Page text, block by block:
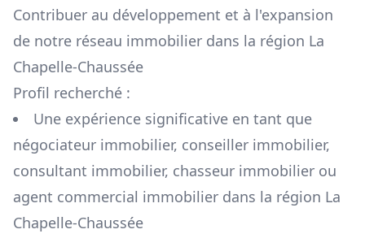
Contribuer au développement et à l'expansion
de notre réseau immobilier dans la région La
Chapelle-Chaussée
Profil recherché :
Une expérience significative en tant que
négociateur immobilier, conseiller immobilier,
consultant immobilier, chasseur immobilier ou
agent commercial immobilier dans la région La
Chapelle-Chaussée